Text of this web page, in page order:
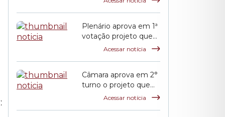
Plenário aprova em 1ª
votação projeto que
propõe reajuste
Acessar notícia
Câmara aprova em 2°
turno o projeto que
reajusta o salário dos
Acessar notícia